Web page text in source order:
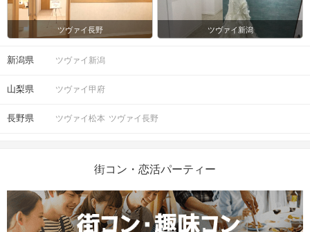
ツヴァイ長野 ツヴァイ新潟
新潟県 ツヴァイ新潟
山梨県 ツヴァイ甲府
長野県 ツヴァイ松本 ツヴァイ長野
街コン・恋活パーティー